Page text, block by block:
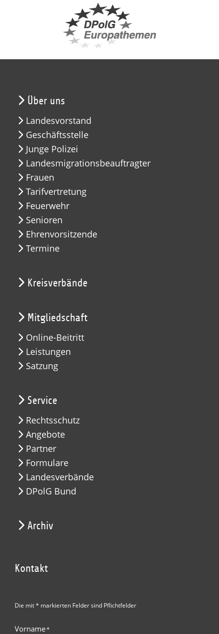
Über uns
Landesvorstand
Geschäftsstelle
Junge Polizei
Landesmigrationsbeauftragter
Frauen
Tarifvertretung
Feuerwehr
Senioren
Ehrenvorsitzende
Termine
Kreisverbände
Mitgliedschaft
Online-Beitritt
Leistungen
Satzung
Service
Rechtsschutz
Angebote
Partner
Formulare
Landesverbände
DPolG Bund
Archiv
Kontakt
Die mit * markierten Felder sind Pflichtfelder
Vorname*